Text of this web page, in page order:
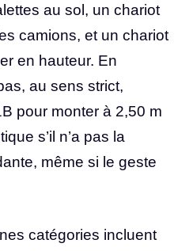
au sol, un chariot
camions, et un chariot
en hauteur. En
au sens strict,
pour monter à 2,50 m
s’il n’a pas la
même si le geste
catégories incluent